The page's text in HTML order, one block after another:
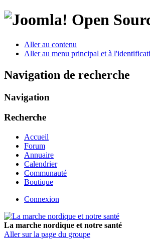
Open
Aller au contenu
Aller au menu principal et à
Navigation de recherche
Navigation
Recherche
Accueil
Forum
Annuaire
Calendrier
Communauté
Boutique
Connexion
La marche nordique et notre santé
Aller sur la page du groupe